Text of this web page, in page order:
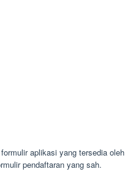
aplikasi yang tersedia oleh
pendaftaran yang sah.